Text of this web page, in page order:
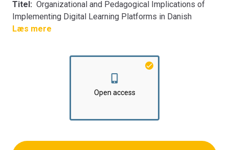
Titel: Organizational and Pedagogical Implications of
Implementing Digital Learning Platforms in Danish
Compulsory Schools
Institut for Læring og Filosofi
Læs mere
Open access